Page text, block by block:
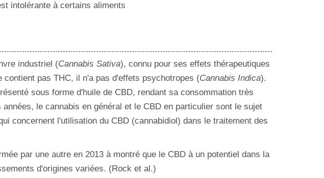
intolérante à certains aliments
industriel (Cannabis Sativa), connu pour ses effets thérapeutiques
contient pas THC, il n'a pas d'effets psychotropes (Cannabis Indica).
sous forme d'huile de CBD, rendant sa consommation très
le cannabis en général et le CBD en particulier sont le sujet
concernent l'utilisation du CBD (cannabidiol) dans le traitement des
par une autre en 2013 à montré que le CBD à un potentiel dans la
d'origines variées. (Rock et al.)